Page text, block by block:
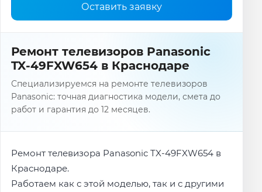
Оставить заявку
Ремонт телевизоров Panasonic
TX-49FXW654 в Краснодаре
Специализируемся на ремонте телевизоров
Panasonic: точная диагностика модели, смета до
работ и гарантия до 12 месяцев.
Ремонт телевизора Panasonic TX-49FXW654 в
Краснодаре.
Работаем как с этой моделью, так и с другими